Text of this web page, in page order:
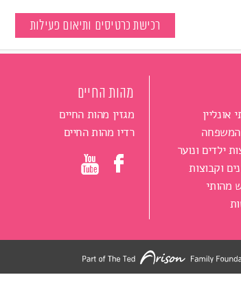
רכישת כרטיסים ותיאום פעילות
אונליין
ילדים ונוער
וקבוצות
מהותי
מהות החיים
מגזין מהות החיים
רדיו מהות החיים